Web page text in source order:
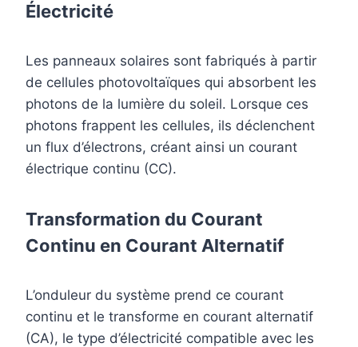
Électricité
Les panneaux solaires sont fabriqués à partir
de cellules photovoltaïques qui absorbent les
photons de la lumière du soleil. Lorsque ces
photons frappent les cellules, ils déclenchent
un flux d’électrons, créant ainsi un courant
électrique continu (CC).
Transformation du Courant
Continu en Courant Alternatif
L’onduleur du système prend ce courant
continu et le transforme en courant alternatif
(CA), le type d’électricité compatible avec les